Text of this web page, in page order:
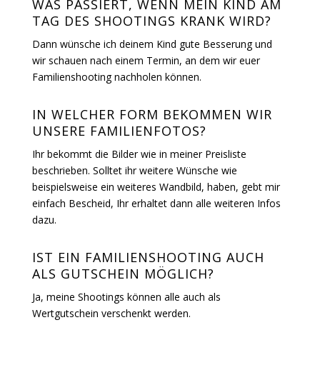
WAS PASSIERT, WENN MEIN KIND AM
TAG DES SHOOTINGS KRANK WIRD?
Dann wünsche ich deinem Kind gute Besserung und
wir schauen nach einem Termin, an dem wir euer
Familienshooting nachholen können.
IN WELCHER FORM BEKOMMEN WIR
UNSERE FAMILIENFOTOS?
Ihr bekommt die Bilder wie in meiner Preisliste
beschrieben. Solltet ihr weitere Wünsche wie
beispielsweise ein weiteres Wandbild, haben, gebt mir
einfach Bescheid, Ihr erhaltet dann alle weiteren Infos
dazu.
IST EIN FAMILIENSHOOTING AUCH
ALS GUTSCHEIN MÖGLICH?
Ja, meine Shootings können alle auch als
Wertgutschein verschenkt werden.